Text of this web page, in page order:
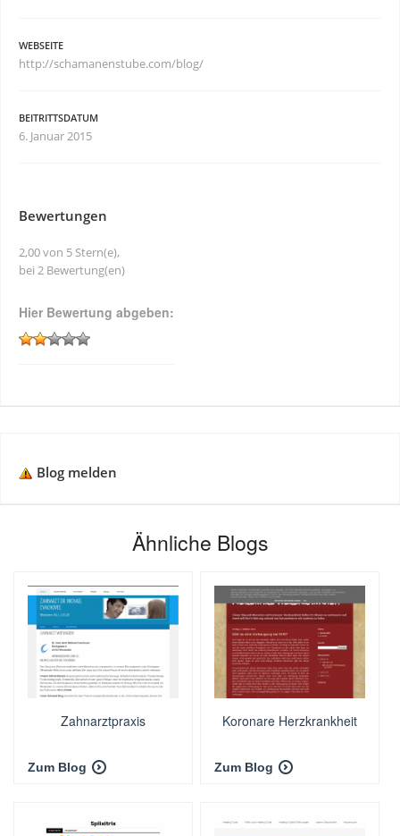
WEBSEITE
http://schamanenstube.com/blog/
BEITRITTSDATUM
6. Januar 2015
Bewertungen
2,00 von 5 Stern(e),
bei 2 Bewertung(en)
Hier Bewertung abgeben:
Blog melden
Ähnliche Blogs
Zahnarztpraxis
Zum Blog
Koronare Herzkrankheit
Zum Blog